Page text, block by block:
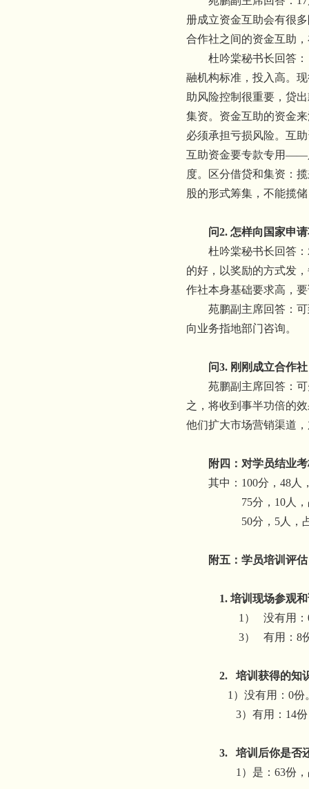
册成立资金互助会有很
合作社之间的资金互助
杜吟棠秘书长回答
融机构标准，投入高。
助风险控制很重要，贷
集资。资金互助的资金
必须承担亏损风险。互
互助资金要专款专用——
度。区分借贷和集资：
股的形式筹集，不能揽
问2.怎样向国家申
杜吟棠秘书长回答
的好，以奖励的方式发
作社本身基础要求高，
苑鹏副主席回答：
向业务指地部门咨询。
问3. 刚刚成立合作
苑鹏副主席回答：
之，将收到事半功倍的
他们扩大市场营销渠道
附四：对学员结业
其中： 100分， 48 人
75分， 10 人
50分， 5 人，
附五：学员培训评估
1. 培训现场参观
1）
没有用：
3）
有用： 8
2.
培训获得的知
1 ）没有用： 0份
3）有用： 14
3.
培训后你是否
1 ）是： 63份